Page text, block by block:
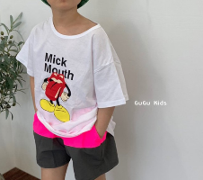
PAYCO 바로구매